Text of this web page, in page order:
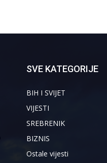
SVE KATEGORIJE
BIH I SVIJET
VIJESTI
SREBRENIK
BIZNIS
Ostale vijesti